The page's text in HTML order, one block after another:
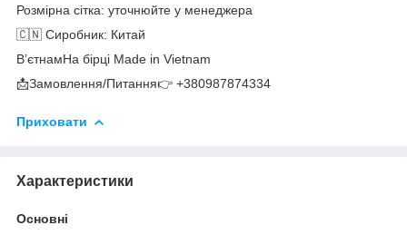
Розмірна сітка: уточнюйте у менеджера
🇨🇳 Сиробник: Китай
ВʼєтнамНа бірці Made in Vietnam
📩Замовлення/Питання👉 +380987874334
Приховати
Характеристики
Основні